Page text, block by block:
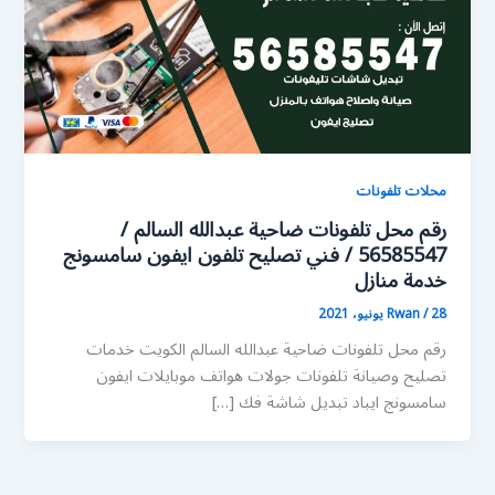
محلات تلفونات
رقم محل تلفونات ضاحية عبدالله السالم /
56585547 / فني تصليح تلفون ايفون سامسونج
خدمة منازل
Rwan/28 يونيو، 2021
رقم محل تلفونات ضاحية عبدالله السالم الكويت خدمات
تصليح وصيانة تلفونات جولات هواتف موبايلات ايفون
سامسونج ايباد تبديل شاشة فك […]